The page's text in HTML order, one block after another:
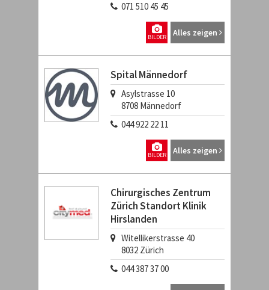
071 510 45 45
Alles zeigen
BILDER
Spital Männedorf
Asylstrasse 10
8708 Männedorf
044 922 22 11
Alles zeigen
BILDER
Chirurgisches Zentrum
Zürich Standort Klinik
Hirslanden
Witellikerstrasse 40
8032 Zürich
044 387 37 00